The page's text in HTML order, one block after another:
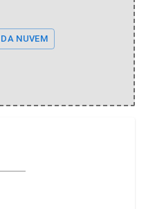
NUVEM